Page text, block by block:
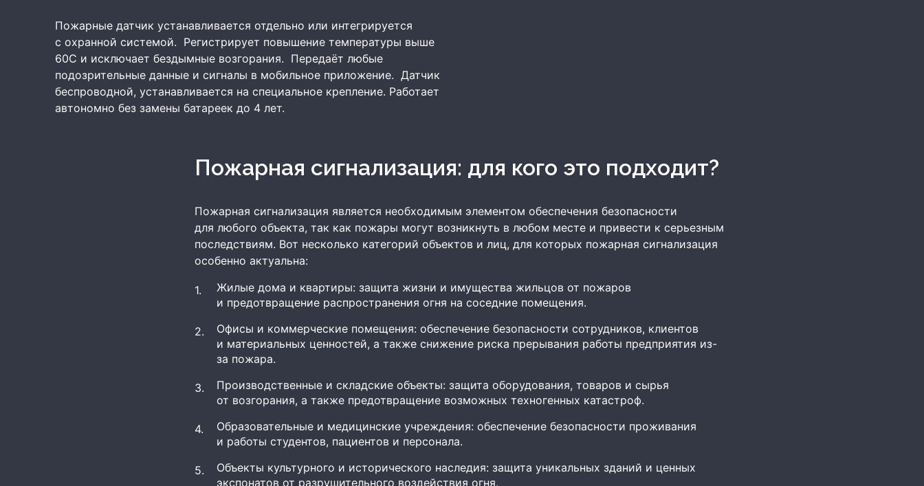
Пожарные датчик устанавливается отдельно или интегрируется
с охранной системой. Регистрирует повышение температуры выше
60С и исключает бездымные возгорания. Передаёт любые
подозрительные данные и сигналы в мобильное приложение. Датчик
беспроводной, устанавливается на специальное крепление. Работает
автономно без замены батареек до 4 лет.
Пожарная сигнализация: для кого это подходит?
Пожарная сигнализация является необходимым элементом обеспечения безопасности
для любого объекта, так как пожары могут возникнуть в любом месте и привести к серьезным
последствиям. Вот несколько категорий объектов и лиц, для которых пожарная сигнализация
особенно актуальна:
Жилые дома и квартиры: защита жизни и имущества жильцов от пожаров
и предотвращение распространения огня на соседние помещения.
Офисы и коммерческие помещения: обеспечение безопасности сотрудников, клиентов
и материальных ценностей, а также снижение риска прерывания работы предприятия из-
за пожара.
Производственные и складские объекты: защита оборудования, товаров и сырья
от возгорания, а также предотвращение возможных техногенных катастроф.
Образовательные и медицинские учреждения: обеспечение безопасности проживания
и работы студентов, пациентов и персонала.
Объекты культурного и исторического наследия: защита уникальных зданий и ценных
экспонатов от разрушительного воздействия огня.